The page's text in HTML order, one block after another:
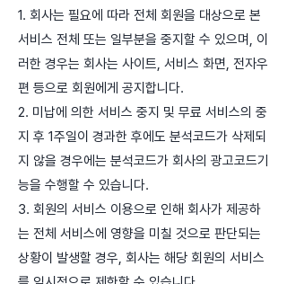
1. 회사는 필요에 따라 전체 회원을 대상으로 본
서비스 전체 또는 일부분을 중지할 수 있으며, 이
러한 경우는 회사는 사이트, 서비스 화면, 전자우
편 등으로 회원에게 공지합니다.
2. 미납에 의한 서비스 중지 및 무료 서비스의 중
지 후 1주일이 경과한 후에도 분석코드가 삭제되
지 않을 경우에는 분석코드가 회사의 광고코드기
능을 수행할 수 있습니다.
3. 회원의 서비스 이용으로 인해 회사가 제공하
는 전체 서비스에 영향을 미칠 것으로 판단되는
상황이 발생할 경우, 회사는 해당 회원의 서비스